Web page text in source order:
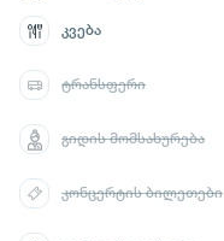
კვება
ტრანსფერი
გიდის მომსახურება
კონცერტის ბილეთები